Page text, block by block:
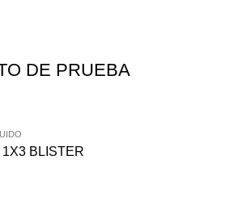
DE PRUEBA
BLISTER